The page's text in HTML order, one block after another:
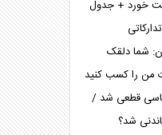
شما دلقک
من را کسب کنید
قطعی شد /
شد؟